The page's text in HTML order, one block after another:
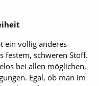
ein völlig anderes
festem, schweren Stoff.
bei allen möglichen,
Egal, ob man im